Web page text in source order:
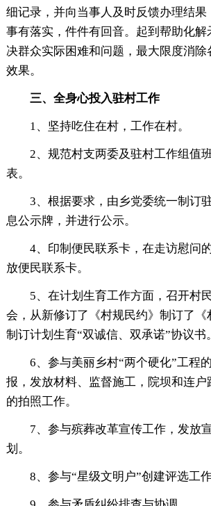
细记录，并向当事人及时反馈办理结
事有落实，件件有回音。起到帮助化
决群众实际困难和问题，最大限度消除
效果。
三、全身心投入驻村工作
1、坚持吃住在村，工作在村。
2、规范村支两委及驻村工作组值
表。
3、根据要求，由乡党委统一制订
息公示牌，并进行公示。
4、印制便民联系卡，在走访慰问
放便民联系卡。
5、在计划生育工作方面，召开村
会，从新修订了《村规民约》制订了《
制订计划生育“双诚信、双承诺”协议书。
6、参与美丽乡村“两个硬化”工程
报，发放材料、监督施工，院坝和连
的拍照工作。
7、参与殡葬改革宣传工作，发放
划。
8、参与“星级文明户”创建评选工作